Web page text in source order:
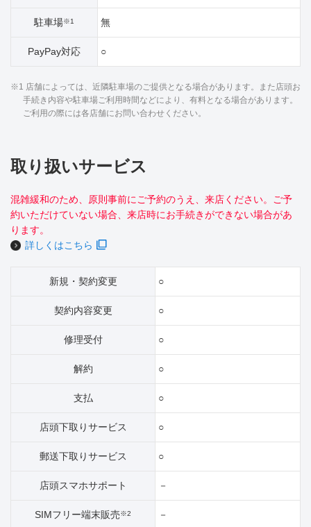
駐車場※1 無
PayPay対応 ○
※1 店舗によっては、近隣駐車場のご提供となる場合があります。また店頭お
手続き内容や駐車場ご利用時間などにより、有料となる場合があります。
ご利用の際には各店舗にお問い合わせください。
取り扱いサービス
混雑緩和のため、原則事前にご予約のうえ、来店ください。ご予
約いただけていない場合、来店時にお手続きができない場合があ
ります。
詳しくはこちら
新規・契約変更 ○
契約内容変更 ○
修理受付 ○
解約 ○
支払 ○
店頭下取りサービス ○
郵送下取りサービス ○
店頭スマホサポート －
SIMフリー端末販売※2 －